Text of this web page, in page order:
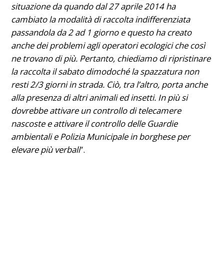
situazione da quando dal 27 aprile 2014 ha
cambiato la modalità di raccolta indifferenziata
passandola da 2 ad 1 giorno e questo ha creato
anche dei problemi agli operatori ecologici che così
ne trovano di più. Pertanto, chiediamo di ripristinare
la raccolta il sabato dimodoché la spazzatura non
resti 2/3 giorni in strada. Ciò, tra l’altro, porta anche
alla presenza di altri animali ed insetti. In più si
dovrebbe attivare un controllo di telecamere
nascoste e attivare il controllo delle Guardie
ambientali e Polizia Municipale in borghese per
elevare più verbali”.